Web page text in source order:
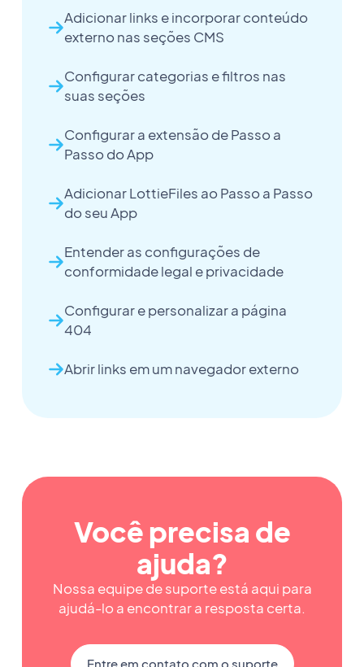
Adicionar links e incorporar conteúdo
externo nas seções CMS
Configurar categorias e filtros nas
suas seções
Configurar a extensão de Passo a
Passo do App
Adicionar LottieFiles ao Passo a Passo
do seu App
Entender as configurações de
conformidade legal e privacidade
Configurar e personalizar a página
404
Abrir links em um navegador externo
Você precisa de
ajuda?
Nossa equipe de suporte está aqui para
ajudá-lo a encontrar a resposta certa.
Entre em contato com o suporte